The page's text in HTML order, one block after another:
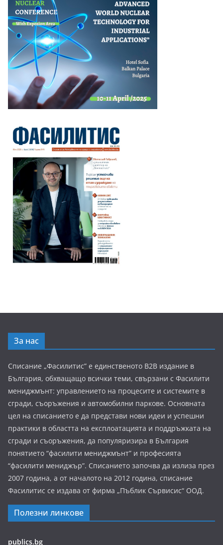
За нас
Списание „Фасилитис” е единственото B2B издание в
България, обхващащо всички теми, свързани с Фасилити
мениджмънт: управлението на процесите и системите в
сгради, съоръжения и автомобилни паркове. Основната
цел на списанието е да представи нови идеи и успешни
практики в областта на експлоатацията и поддръжката на
сгради и съоръжения, да популяризира в България
понятието “фасилити мениджмънт” и професията
“фасилити мениджър”. Списанието започва да излиза през
2007 година, а от началото на 2012 година, списание
Фасилитис се издава от фирма „Пъблик Сървисис“ ООД.
Полезни линкове
publics.bg